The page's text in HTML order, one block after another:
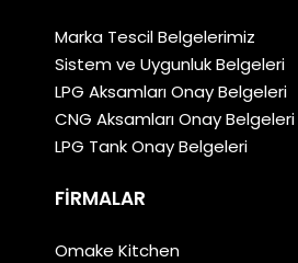
Marka Tescil Belgelerimiz
Sistem ve Uygunluk Belgeleri
LPG Aksamları Onay Belgeleri
CNG Aksamları Onay Belgeleri
LPG Tank Onay Belgeleri
FIRMALAR
Omake Kitchen